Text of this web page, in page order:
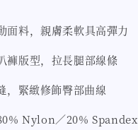
面料，親膚柔軟具高彈力
褲版型，拉長腿部線條
，緊緻修飾臀部曲線
Nylon／20% Spandex